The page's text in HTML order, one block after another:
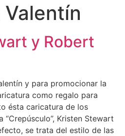
Valentín
y Robert
y para promocionar la
como regalo para
ésta caricatura de los
Kristen Stewart
se trata del estilo de las